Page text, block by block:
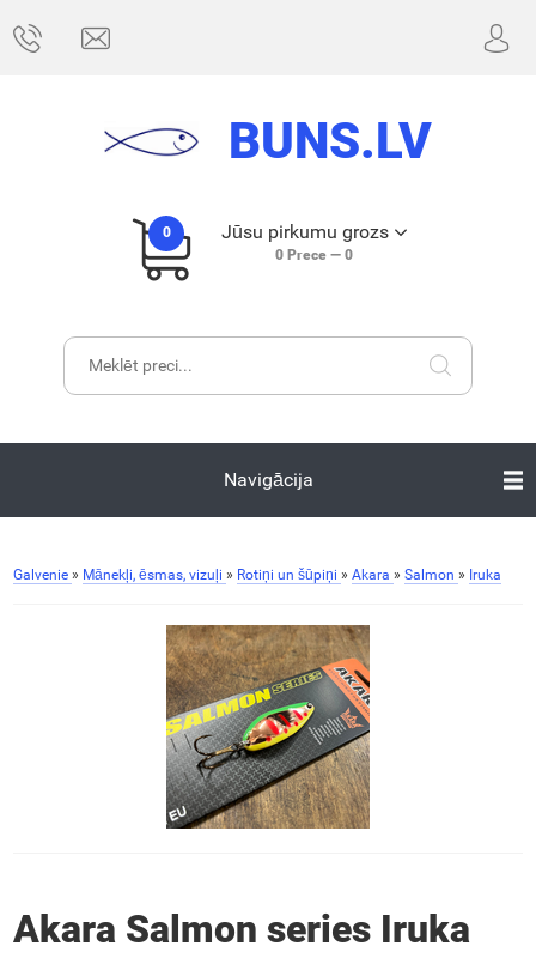
BUNS.LV
0 Jūsu pirkumu grozs
0Prece — 0
Navigācija
Galvenie » Mānekļi, ēsmas, vizuļi » Rotiņi un šūpiņi » Akara » Salmon » Iruka
Akara Salmon series Iruka